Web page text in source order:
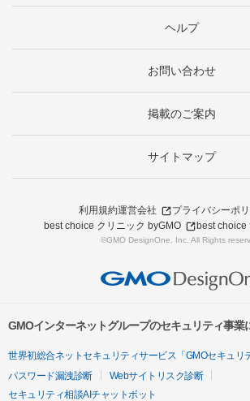
ヘルプ
お問い合わせ
掲載のご案内
サイトマップ
利用規約運営会社
プライバシーポ
best choice クリニック byGMO
best choice
©GMO DesignOne, Inc. All Rights
GMOインターネットグループのセキュリティ事業
世界初総合ネットセキュリティサービス「GMOセキュリ
パスワード漏洩診断
Webサイトリスク診断
セキュリティ相談AIチャットボット